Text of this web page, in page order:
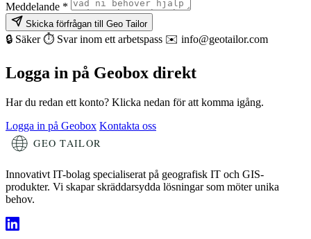
Meddelande *
Skicka förfrågan till Geo Tailor
🔒 Säker ⏱ Svar inom ett arbetspass ✉ info@geotailor.com
Logga in på Geobox direkt
Har du redan ett konto? Klicka nedan för att komma igång.
Logga in på Geobox Kontakta oss
Innovativt IT-bolag specialiserat på geografisk IT och GIS-
produkter. Vi skapar skräddarsydda lösningar som möter unika
behov.